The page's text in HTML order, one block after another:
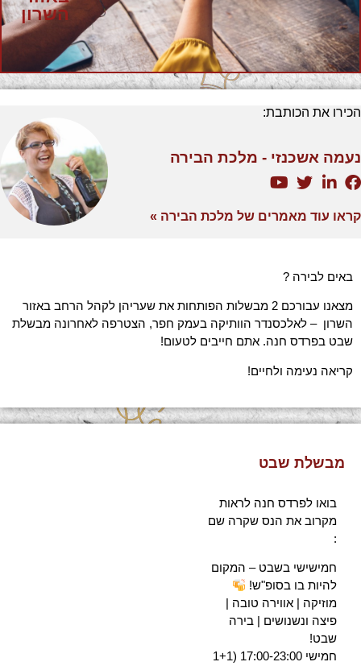
השרון
הכירו את הכותבת:
נעמה אשכנזי - מלכת הבירה
קראו עוד מאמרים של מלכת הבירה »
באים לבירה ?
מצאנו עבורכם 2 מבשלות הפותחות את שעריהן לקהל הרחב באזור
השרון – לאלכסנדר הוותיקה בעמק חפר, הצטרפה לאחרונה מבשלת
שבט בפרדס חנה. אתם חייבים לטעום!
קריאה נעימה ולחיים!
מבשלת שבט
בואו לפרדס חנה לראות
מקרוב את הנס שקרה שם
:
חמישישי בשבט – המקום
להיות בו בסופ"ש!
מוזיקה | אווירה טובה |
פיצה ונשנושים | בירה
שבט!
חמישי 17:00-23:00 (1+1